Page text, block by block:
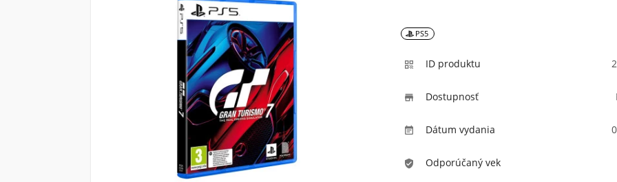
PS5
 ID produktu
 Dostupnosť
 Dátum vydania
verified_user Odporúčaný vek